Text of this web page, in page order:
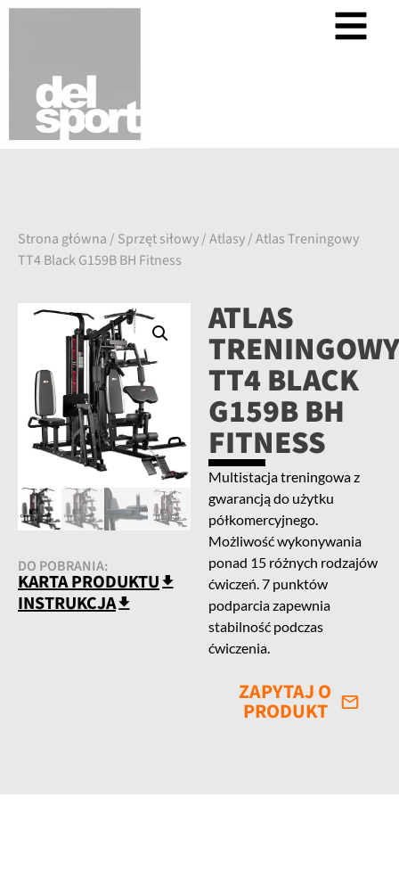
Strona główna / Sprzęt siłowy/Atlasy/ Atlas Treningowy
TT4 Black G159B BH Fitness
DO POBRANIA:
KARTA PRODUKTU
INSTRUKCJA
ATLAS
TRENINGOWY
TT4 BLACK
G159B BH
FITNESS
Multistacja treningowa z
gwarancją do użytku
półkomercyjnego.
Możliwość wykonywania
ponad 15 różnych rodzajów
ćwiczeń. 7 punktów
podparcia zapewnia
stabilność podczas
ćwiczenia.
ZAPYTAJ O
PRODUKT